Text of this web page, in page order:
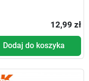
12,99 zł
Dodaj do koszyka